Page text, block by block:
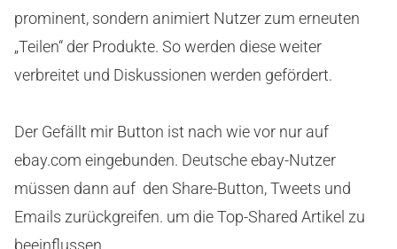
prominent, sondern animiert Nutzer zum erneuten
„Teilen“ der Produkte. So werden diese weiter
verbreitet und Diskussionen werden gefördert.
Der Gefällt mir Button ist nach wie vor nur auf
ebay.com eingebunden. Deutsche ebay-Nutzer
müssen dann auf den Share-Button, Tweets und
Emails zurückgreifen. um die Top-Shared Artikel zu
beeinflussen.